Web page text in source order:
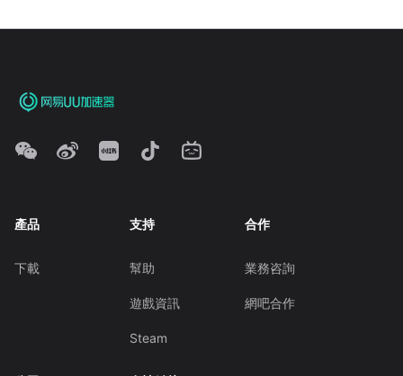
產品
下載
支持
幫助
遊戲資訊
Steam
合作
業務咨詢
網吧合作